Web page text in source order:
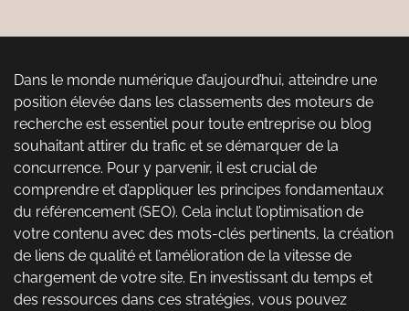
Dans le monde numérique d’aujourd’hui, atteindre une
position élevée dans les classements des moteurs de
recherche est essentiel pour toute entreprise ou blog
souhaitant attirer du trafic et se démarquer de la
concurrence. Pour y parvenir, il est crucial de
comprendre et d’appliquer les principes fondamentaux
du référencement (SEO). Cela inclut l’optimisation de
votre contenu avec des mots-clés pertinents, la création
de liens de qualité et l’amélioration de la vitesse de
chargement de votre site. En investissant du temps et
des ressources dans ces stratégies, vous pouvez